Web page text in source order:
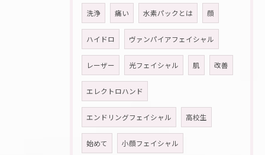
洗浄 痛い 水素パックとは 顔
ハイドロ ヴァンパイアフェイシャル
レーザー 光フェイシャル 肌 改善
エレクトロハンド
エンドリングフェイシャル 高校生
始めて 小顔フェイシャル